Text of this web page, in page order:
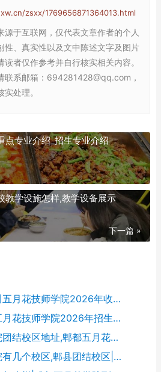
zsxx/1769656871364013.html
源于互联网，仅代表文章作者的个人
性、真实性以及文中陈述文字及图片
者仅作参考并自行核实相关内容。
联系邮箱：694281428@qq.com，
处理。
专业介绍_招生专业介绍
教学设施怎样,教学设备展示
下一篇 »
【五月花学费】四川五月花技师学院2026年收费标准及招生专业
【报考指南】四川五月花技师学院2026年招生简章及学费表
四川五月花技师学院团结校区地址,郫都五月花校园环境好不好
四川五月花技师学院有几个校区,郫县团结校区|金堂校区|康定分校